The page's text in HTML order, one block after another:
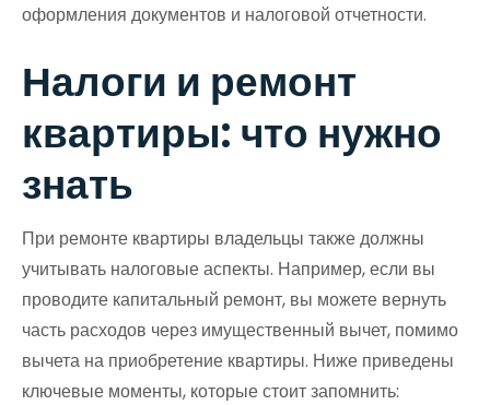
оформления документов и налоговой отчетности.
Налоги и ремонт
квартиры: что нужно
знать
При ремонте квартиры владельцы также должны
учитывать налоговые аспекты. Например, если вы
проводите капитальный ремонт, вы можете вернуть
часть расходов через имущественный вычет, помимо
вычета на приобретение квартиры. Ниже приведены
ключевые моменты, которые стоит запомнить: